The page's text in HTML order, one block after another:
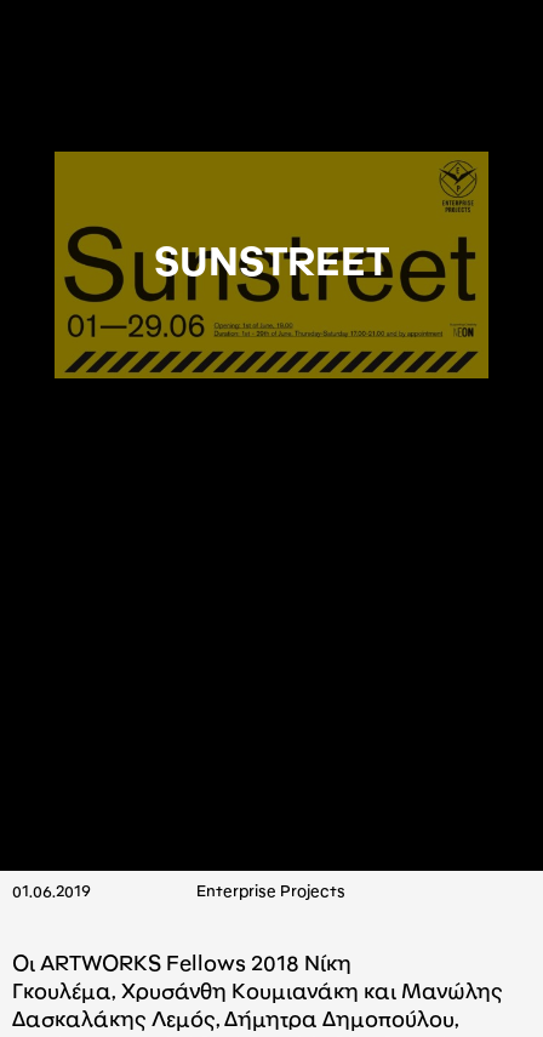
SUNSTREET
01.06.2019 Enterprise Projects
Οι ARTWORKS Fellows 2018 Νίκη
Γκουλέμα, Χρυσάνθη Κουμιανάκη και Μανώλης
Δασκαλάκης Λεμός, Δήμητρα Δημοπούλου,